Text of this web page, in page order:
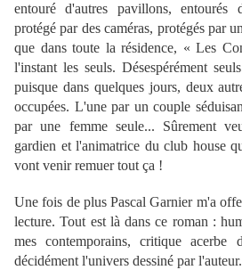
entouré d'autres pavillons,
protégé par des caméras, protégés par
que dans toute la résidence, « Les
l'instant les seuls. Désespérément
puisque dans quelques jours, deux
occupées. L'une par un couple
par une femme seule... Sûrement
gardien et l'animatrice du club house
vont venir remuer tout ça !
Une fois de plus Pascal Garnier m'a
lecture. Tout est là dans ce roman :
mes contemporains, critique
décidément l'univers dessiné par